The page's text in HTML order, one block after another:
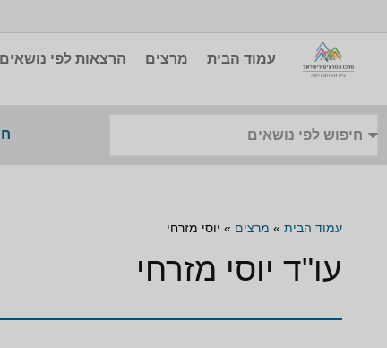
עמוד הבית מרצים הרצאות לפי נושאים
עמוד הבית » מרצים » יוסי מזרחי
עו"ד יוסי מזרחי